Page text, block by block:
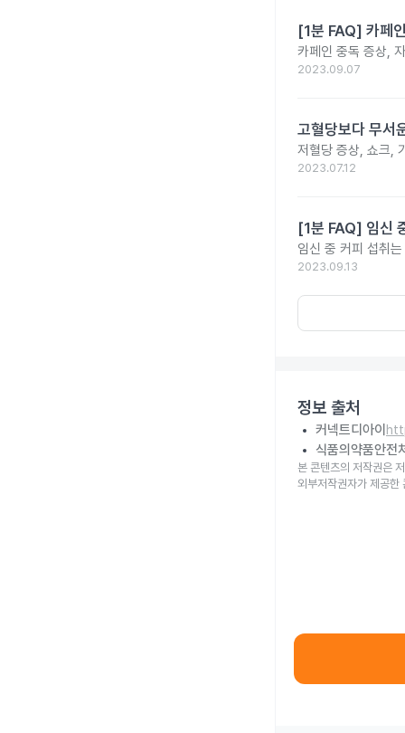
[1분 FAQ] 카페
카페인 중독 증상,
2023.09.07
고혈당보다 무서
저혈당 증상, 쇼크,
2023.07.12
[1분 FAQ] 임신
임신 중 커피 섭취
2023.09.13
정보 출처
커넥트디아이
식품의약품안전
본 콘텐츠의 저작권은
외부저작권자가 제공한